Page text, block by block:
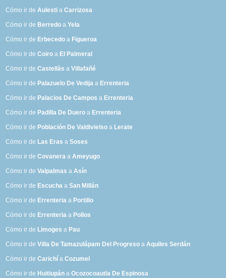
Cómo ir deAulesti aCarrizosa
Cómo ir de Berredo aYela
Cómo ir de Erbecedo a Figueroa
Cómo ir deCoiro a El Palmeral
Cómo ir deCastellàs aVillafañé
Cómo ir de Palazuelo De Vedija a Errenteria
Cómo ir de Palacios De Campos a Errenteria
Cómo ir de Padilla De Duero a Errenteria
Cómo ir de Población De Valdivielso a Lerate
Cómo ir de Las Eras aSoses
Cómo ir deCovanera aAmeyugo
Cómo ir deValpalmas aAsín
Cómo ir de Escucha aSan Millán
Cómo ir de Errenteria a Portillo
Cómo ir de Errenteria a Pollos
Cómo ir de Limoges a Pau
Cómo ir deVilla De Tamazulápam Del Progreso aAquiles Serdán
Cómo ir deCarichí aCozumel
Cómo ir de Huitiupán aOcozocoautla De Espinosa